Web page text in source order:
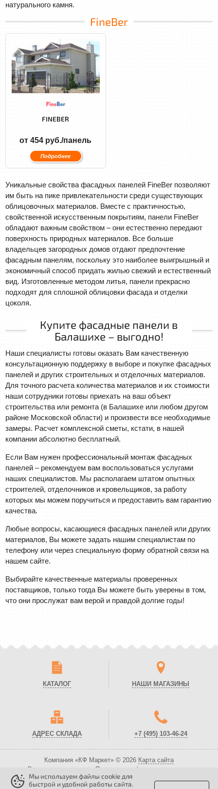
натурального камня.
FineBer
FINEBER
от 454 руб./панель
Подробнее
Уникальные свойства фасадных панелей FineBer позволяют
им быть на пике привлекательности среди существующих
облицовочных материалов. Вместе с практичностью,
свойственной искусственным покрытиям, панели FineBer
обладают важным свойством – они естественно передают
поверхность природных материалов. Все больше
владельцев загородных домов отдают предпочтение
фасадным панелям, поскольку это наиболее выигрышный и
экономичный способ придать жилью свежий и естественный
вид. Изготовленные методом литья, панели прекрасно
подходят для сплошной облицовки фасада и отделки
цоколя.
Купите фасадные панели в
Балашихе – выгодно!
Наши специалисты готовы оказать Вам качественную
консультационную поддержку в выборе и покупке фасадных
панелей и других строительных и отделочных материалов.
Для точного расчета количества материалов и их стоимости
наши сотрудники готовы приехать на ваш объект
строительства или ремонта (в Балашихе или любом другом
районе Московской области) и произвести все необходимые
замеры. Расчет комплексной сметы, кстати, в нашей
компании абсолютно бесплатный.
Если Вам нужен профессиональный монтаж фасадных
панелей – рекомендуем вам воспользоваться услугами
наших специалистов. Мы располагаем штатом опытных
строителей, отделочников и кровельщиков, за работу
которых мы можем поручиться и предоставить вам гарантию
качества.
Любые вопросы, касающиеся фасадных панелей или других
материалов, Вы можете задать нашим специалистам по
телефону или через специальную форму обратной связи на
нашем сайте.
Выбирайте качественные материалы проверенных
поставщиков, только тогда Вы можете быть уверены в том,
что они прослужат вам верой и правдой долгие годы!
КАТАЛОГ НАШИ МАГАЗИНЫ
АДРЕС СКЛАДА +7 (495)103-46-24
Компания «КФ Маркет» © 2026 Карта сайта
Все права защищены. Политика конфиденциальности.
Вся представленная на сайте информация носит справочный характер и
Мы используем файлы cookie для
быстрой и удобной работы сайта.